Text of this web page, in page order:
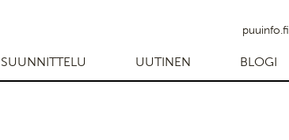
puuinfo.fi
SUUNNITTELU UUTINEN BLOGI